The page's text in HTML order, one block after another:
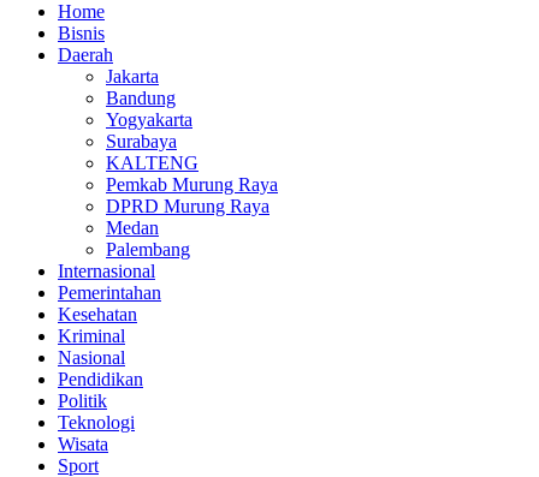
Home
Bisnis
Daerah
Jakarta
Bandung
Yogyakarta
Surabaya
KALTENG
Pemkab Murung Raya
DPRD Murung Raya
Medan
Palembang
Internasional
Pemerintahan
Kesehatan
Kriminal
Nasional
Pendidikan
Politik
Teknologi
Wisata
Sport